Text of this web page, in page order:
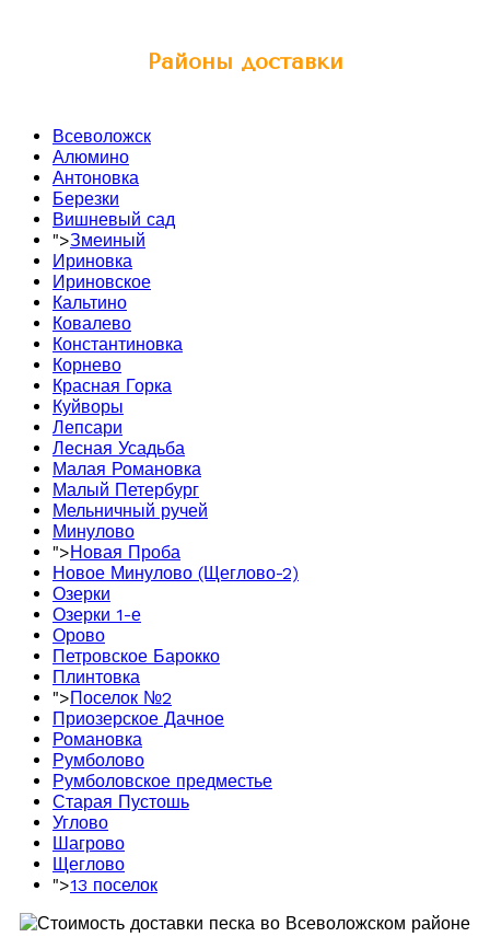
Районы доставки
Всеволожск
Алюмино
Антоновка
Березки
Вишневый сад
">Змеиный
Ириновка
Ириновское
Кальтино
Ковалево
Константиновка
Корнево
Красная Горка
Куйворы
Лепсари
Лесная Усадьба
Малая Романовка
Малый Петербург
Мельничный ручей
Минулово
">Новая Проба
Новое Минулово (Щеглово-2)
Озерки
Озерки 1-е
Орово
Петровское Барокко
Плинтовка
">Поселок №2
Приозерское Дачное
Романовка
Румболово
Румболовское предместье
Старая Пустошь
Углово
Шагрово
Щеглово
">13 поселок